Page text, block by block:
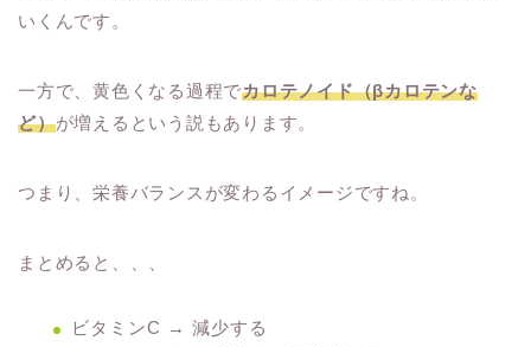
いくんです。
一方で、黄色くなる過程でカロテノイド（βカロテンな
ど）が増えるという説もあります。
つまり、栄養バランスが変わるイメージですね。
まとめると、、、
ビタミンC → 減少する